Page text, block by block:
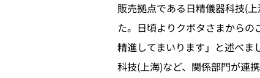
販売拠点である日精儀器科技(
た。日頃よりクボタさまからの
精進してまいります」と述べま
科技(上海)など、関係部門が連